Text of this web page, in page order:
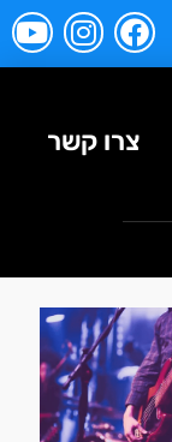
צרו קשר